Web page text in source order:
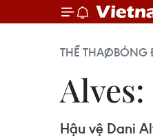
THỂ THAOBÓNG
Hậu vệ Dani